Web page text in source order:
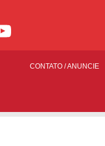
CONTATO /ANUNCIE